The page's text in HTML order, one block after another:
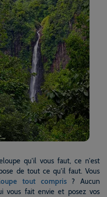
qu'il vous faut, ce n'est
de tout ce qu'il faut. Vous
tout compris? Aucun
vous fait envie et posez vos